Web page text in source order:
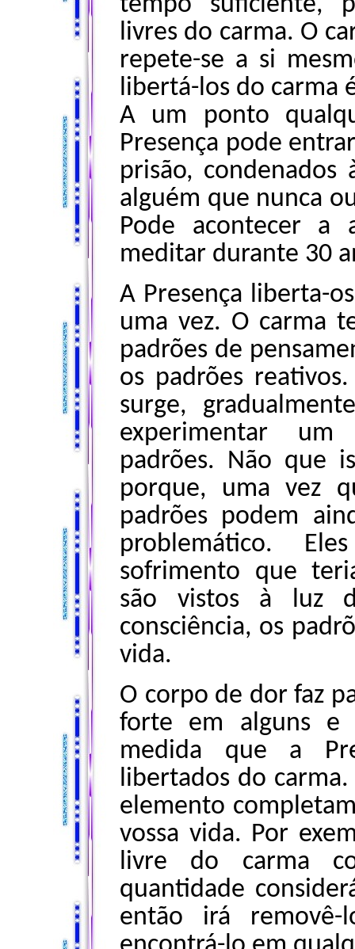
livres do carma. O
repete-se a si
libertá-los do carma
A um ponto
Presença pode
prisão,
alguém que nunca
Pode acontecer a
meditar durante 30
A Presença liberta-
uma vez. O carma
padrões de
os padrões
surge,
experimentar um
padrões. Não que
porque, uma vez
padrões podem
problemático.
sofrimento que
são vistos à luz
consciência, os
vida.
O corpo de dor faz
forte em alguns
medida que a
libertados do
elemento
vossa vida. Por
livre do carma
quantidade
então irá